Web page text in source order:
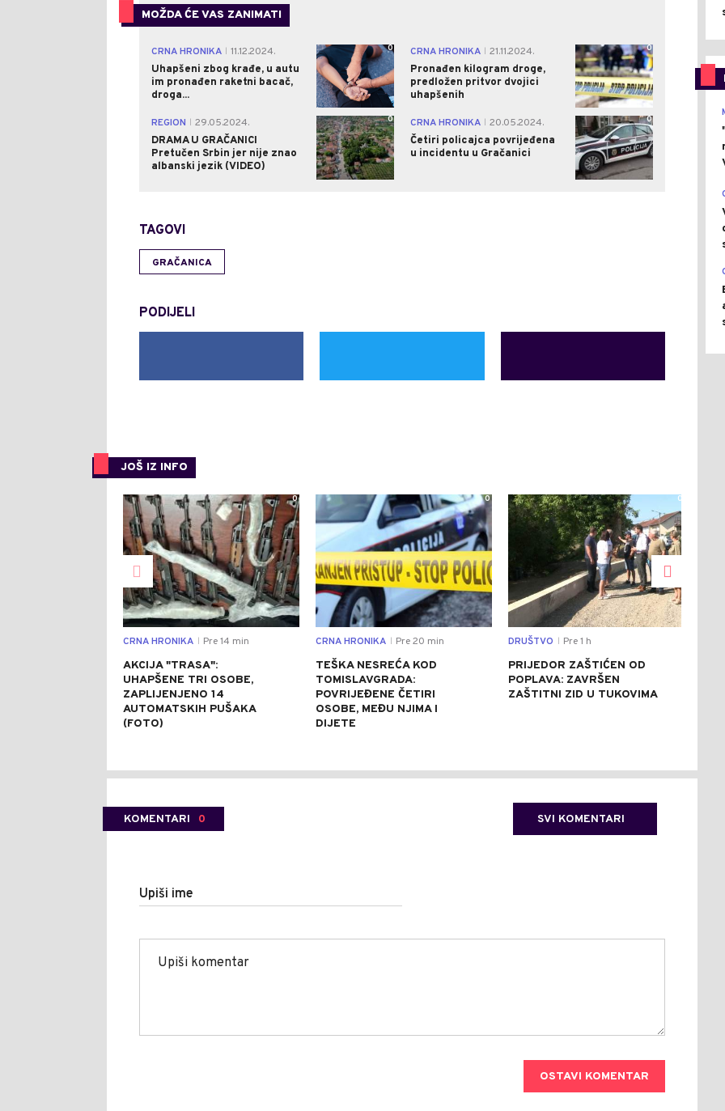
MOŽDA ĆE VAS ZANIMATI
CRNA HRONIKA
11.12.2024.
Uhapšeni zbog krađe, u autu
im pronađen raketni bacač,
droga...
0 CRNA HRONIKA
21.11.2024.
Pronađen kilogram droge,
predložen pritvor dvojici
uhapšenih
0
REGION
29.05.2024.
DRAMA U GRAČANICI
Pretučen Srbin jer nije znao
albanski jezik (VIDEO)
0 CRNA HRONIKA
20.05.2024.
Četiri policajca povrijeđena
u incidentu u Gračanici
0
TAGOVI
GRAČANICA
PODIJELI
JOŠ IZ INFO
0
CRNA HRONIKA Pre 14 min
AKCIJA "TRASA":
UHAPŠENE TRI OSOBE,
ZAPLIJENJENO 14
AUTOMATSKIH PUŠAKA
(FOTO)
0
CRNA HRONIKA Pre 20 min
TEŠKA NESREĆA KOD
TOMISLAVGRADA:
POVRIJEĐENE ČETIRI
OSOBE, MEĐU NJIMA I
DIJETE
0
DRUŠTVO Pre 1 h
PRIJEDOR ZAŠTIĆEN OD
POPLAVA: ZAVRŠEN
ZAŠTITNI ZID U TUKOVIMA
KOMENTARI 0 SVI KOMENTARI
Upiši ime
OSTAVI KOMENTAR